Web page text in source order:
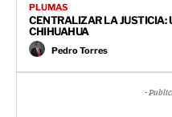
PLUMAS
CENTRALIZAR LA JUSTICIA:
CHIHUAHUA
Pedro Torres
-